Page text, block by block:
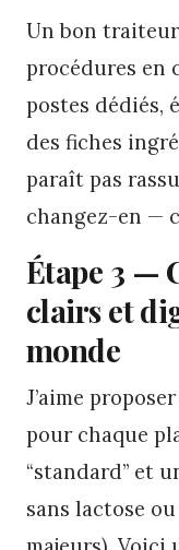
Un bon
procédures en
postes dédiés,
des fiches
paraît pas
changez-en —
Étape 3 —
clairs et
monde
J’aime
pour chaque
“standard” et
sans lactose